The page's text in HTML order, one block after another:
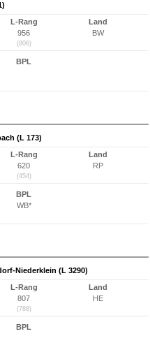
L-Rang
956
(806)
Land
BW
BPL
(L 173)
L-Rang
620
(454)
Land
RP
BPL
WB*
Niederklein (L 3290)
L-Rang
807
(788)
Land
HE
BPL